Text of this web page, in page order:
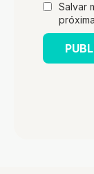
Salvar